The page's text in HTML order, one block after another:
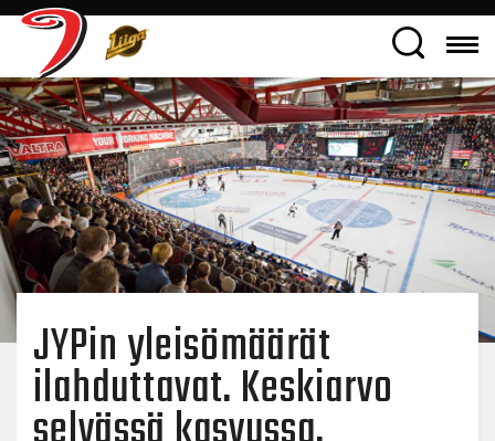
JYPin yleisömäärät
ilahduttavat. Keskiarvo